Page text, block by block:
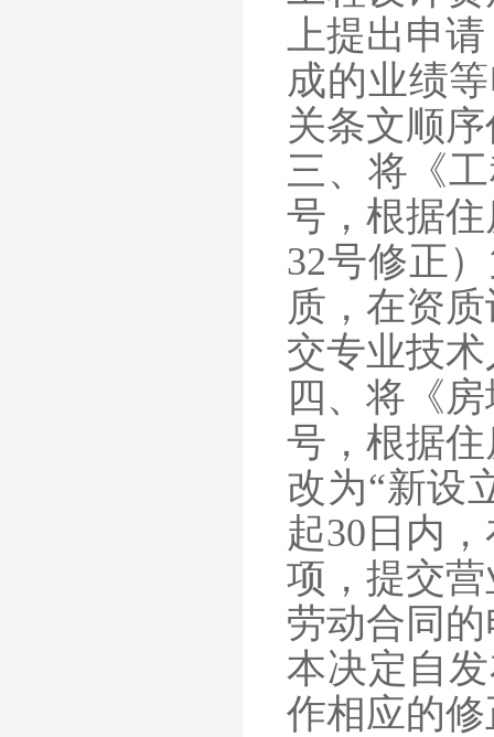
上提出申
成的业绩
关条文顺
三、将《
号，根据
32号修正
质，在资
交专业技
四、将《
号，根据
改为“新设
起30日内
项，提交
劳动合同
本决定自
作相应的